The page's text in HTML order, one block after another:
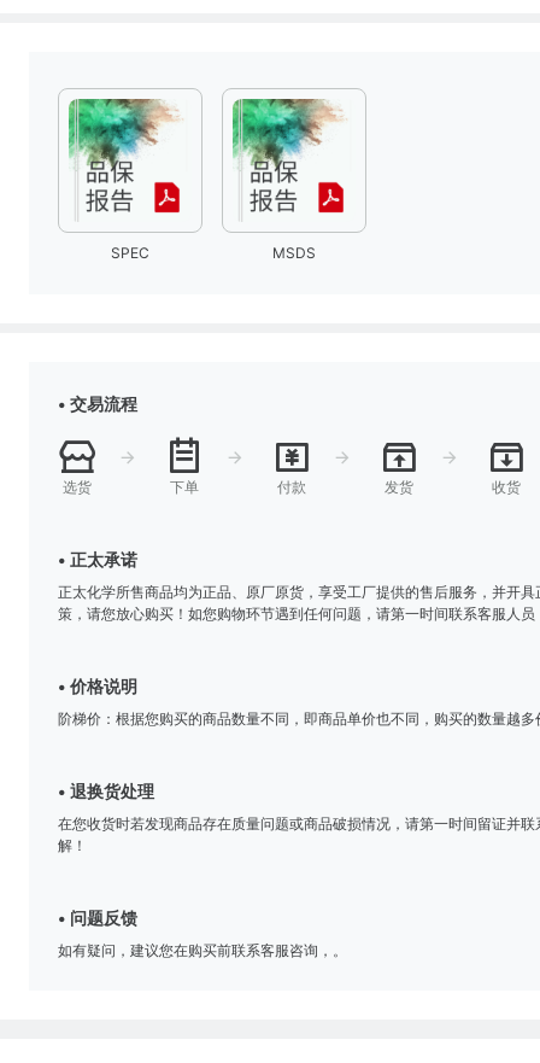
SPEC MSDS
• 交易流程
选货 下单 付款 发货 收货
• 正太承诺
正太化学所售商品均为正品、原厂原货，享受工厂提供的售后服务，并开
策，请您放心购买！如您购物环节遇到任何问题，请第一时间联系客服人
• 价格说明
阶梯价：根据您购买的商品数量不同，即商品单价也不同，购买的数量越多
• 退换货处理
在您收货时若发现商品存在质量问题或商品破损情况，请第一时间留证并
解！
• 问题反馈
如有疑问，建议您在购买前联系客服咨询，。